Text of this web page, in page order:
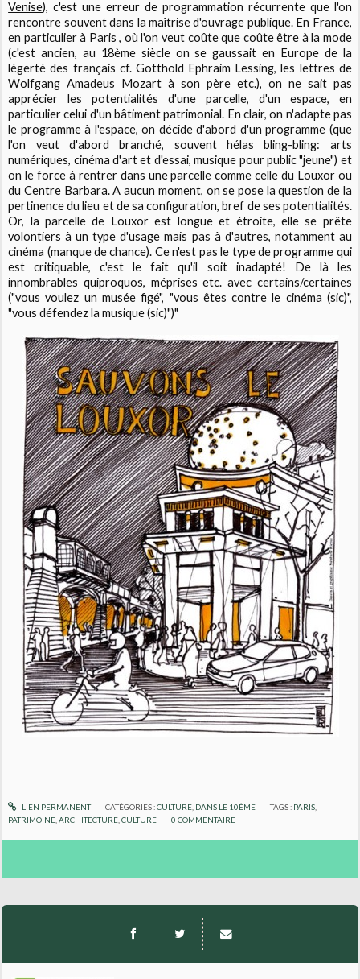
Venise), c'est une erreur de programmation récurrente que l'on
rencontre souvent dans la maîtrise d'ouvrage publique. En France,
en particulier à Paris , où l'on veut coûte que coûte être à la mode
(c'est ancien, au 18ème siècle on se gaussait en Europe de la
légerté des français cf. Gotthold Ephraim Lessing, les lettres de
Wolfgang Amadeus Mozart à son père etc.), on ne sait pas
apprécier les potentialités d'une parcelle, d'un espace, en
particulier celui d'un bâtiment patrimonial. En clair, on n'adapte pas
le programme à l'espace, on décide d'abord d'un programme (que
l'on veut d'abord branché, souvent hélas bling-bling: arts
numériques, cinéma d'art et d'essai, musique pour public "jeune") et
on le force à rentrer dans une parcelle comme celle du Louxor ou
du Centre Barbara. A aucun moment, on se pose la question de la
pertinence du lieu et de sa configuration, bref de ses potentialités.
Or, la parcelle de Louxor est longue et étroite, elle se prête
volontiers à un type d'usage mais pas à d'autres, notamment au
cinéma (manque de chance). Ce n'est pas le type de programme qui
est critiquable, c'est le fait qu'il soit inadapté! De là les
innombrables quiproquos, méprises etc. avec certains/certaines
("vous voulez un musée figé", "vous êtes contre le cinéma (sic)",
"vous défendez la musique (sic)")"
LIEN PERMANENT CATÉGORIES :CULTURE, DANS LE 10ÈME TAGS : PARIS,
PATRIMOINE,ARCHITECTURE,CULTURE 0 COMMENTAIRE